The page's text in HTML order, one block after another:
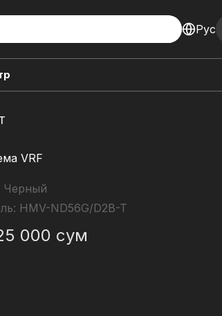
Рус
VRF
Черный
HMV-ND56G/D2B-T
000 сум